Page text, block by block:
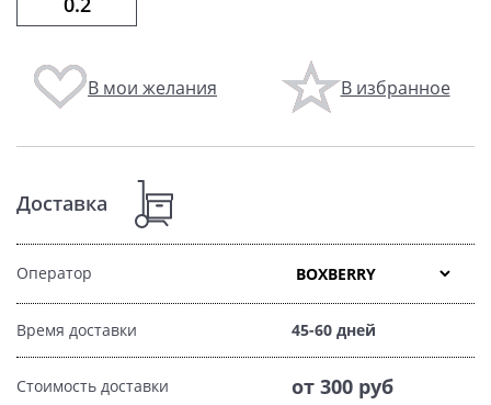
В мои желания В избранное
Доставка
Оператор
Время доставки 45-60 дней
Стоимость доставки от 300 руб